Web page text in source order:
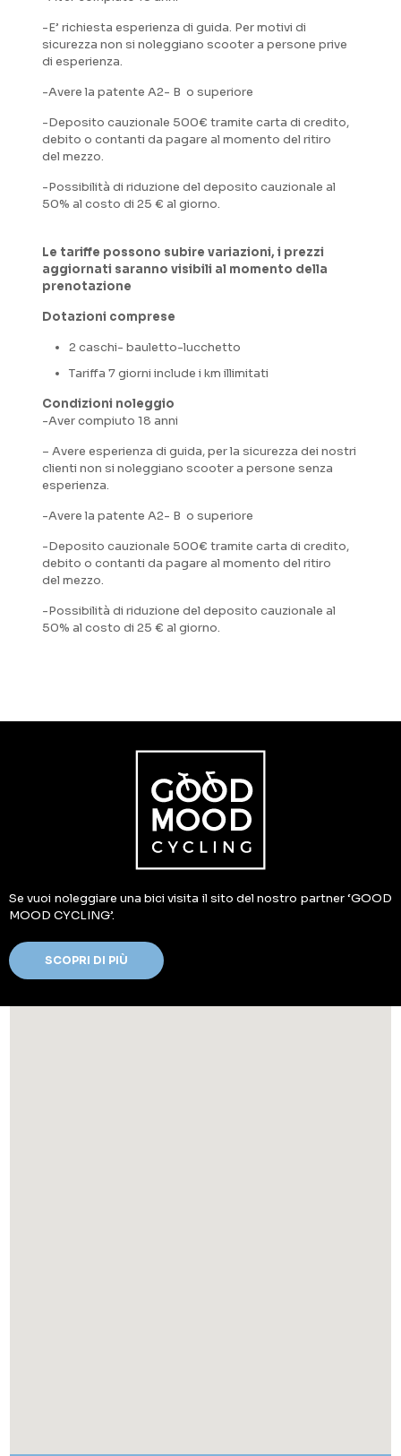
-E’ richiesta esperienza di guida. Per motivi di
sicurezza non si noleggiano scooter a persone prive
di esperienza.
-Avere la patente A2- B o superiore
-Deposito cauzionale 500€ tramite carta di credito,
debito o contanti da pagare al momento del ritiro
del mezzo.
-Possibilità di riduzione del deposito cauzionale al
50% al costo di 25 € al giorno.
Le tariffe possono subire variazioni, i prezzi
aggiornati saranno visibili al momento della
prenotazione
Dotazioni comprese
2 caschi- bauletto-lucchetto
Tariffa 7 giorni include i km illimitati
Condizioni noleggio
-Aver compiuto 18 anni
– Avere esperienza di guida, per la sicurezza dei nostri
clienti non si noleggiano scooter a persone senza
esperienza.
-Avere la patente A2- B o superiore
-Deposito cauzionale 500€ tramite carta di credito,
debito o contanti da pagare al momento del ritiro
del mezzo.
-Possibilità di riduzione del deposito cauzionale al
50% al costo di 25 € al giorno.
Se vuoi noleggiare una bici visita il sito del nostro partner ‘GOOD
MOOD CYCLING’.
SCOPRI DI PIÙ